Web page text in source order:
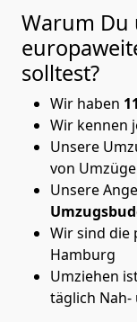
Warum Du
solltest?
Wir haben
Wir kennen
Unsere
von
Unsere
Wir sind die
Hamburg
Umziehen
täglich Nah-